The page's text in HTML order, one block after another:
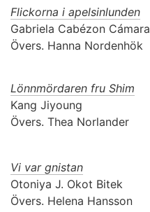
Flickorna i apelsinlunden
Gabriela Cabézon Cámara
Övers. Hanna Nordenhök
Lönnmördaren fru Shim
Kang Jiyoung
Övers. Thea Norlander
Vi var gnistan
Otoniya J. Okot Bitek
Övers. Helena Hansson